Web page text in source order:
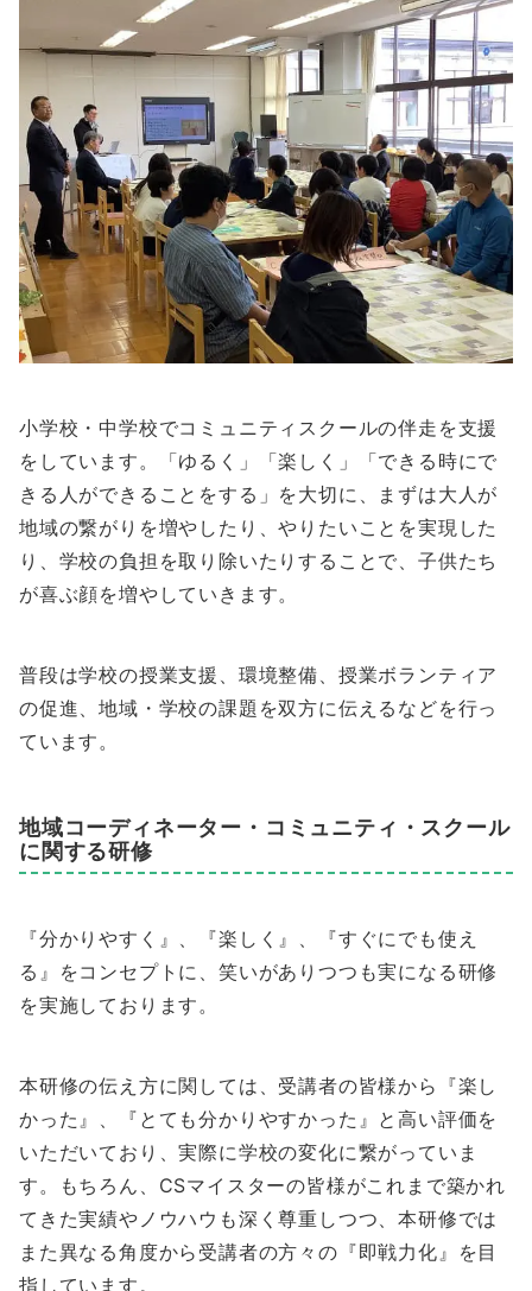
小学校・中学校でコミュニティスクールの伴走を支援
をしています。「ゆるく」「楽しく」「できる時にで
きる人ができることをする」を大切に、まずは大人が
地域の繋がりを増やしたり、やりたいことを実現した
り、学校の負担を取り除いたりすることで、子供たち
が喜ぶ顔を増やしていきます。
普段は学校の授業支援、環境整備、授業ボランティア
の促進、地域・学校の課題を双方に伝えるなどを行っ
ています。
地域コーディネーター・コミュニティ・スクール
に関する研修
『分かりやすく』、『楽しく』、『すぐにでも使え
る』をコンセプトに、笑いがありつつも実になる研修
を実施しております。
本研修の伝え方に関しては、受講者の皆様から『楽し
かった』、『とても分かりやすかった』と高い評価を
いただいており、実際に学校の変化に繋がっていま
す。もちろん、CSマイスターの皆様がこれまで築かれ
てきた実績やノウハウも深く尊重しつつ、本研修では
また異なる角度から受講者の方々の『即戦力化』を目
指しています。